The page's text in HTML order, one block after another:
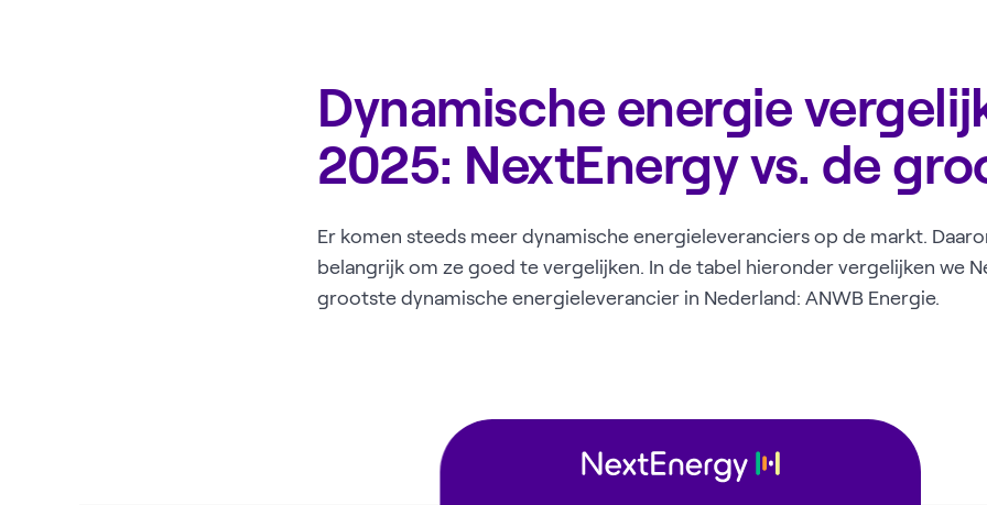
Dynamische energie
2025: NextEnergy vs. de
Er komen steeds meer dynamische energieleveranciers op de markt.
belangrijk om ze goed te vergelijken. In de tabel hieronder vergelijken we
grootste dynamische energieleverancier in Nederland: ANWB Energie.